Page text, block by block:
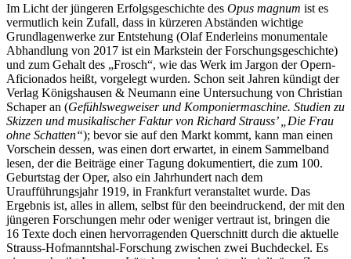
Im Licht der jüngeren Erfolgsgeschichte des Opus magnum ist es
vermutlich kein Zufall, dass in kürzeren Abständen wichtige
Grundlagenwerke zur Entstehung (Olaf Enderleins monumentale
Abhandlung von 2017 ist ein Markstein der Forschungsgeschichte)
und zum Gehalt des „Frosch“, wie das Werk im Jargon der Opern-
Aficionados heißt, vorgelegt wurden. Schon seit Jahren kündigt der
Verlag Königshausen & Neumann eine Untersuchung von Christian
Schaper an (Gefühlswegweiser und Komponiermaschine. Studien zu
Skizzen und musikalischer Faktur von Richard Strauss’ „Die Frau
ohne Schatten“); bevor sie auf den Markt kommt, kann man einen
Vorschein dessen, was einen dort erwartet, in einem Sammelband
lesen, der die Beiträge einer Tagung dokumentiert, die zum 100.
Geburtstag der Oper, also ein Jahrhundert nach dem
Uraufführungsjahr 1919, in Frankfurt veranstaltet wurde. Das
Ergebnis ist, alles in allem, selbst für den beeindruckend, der mit den
jüngeren Forschungen mehr oder weniger vertraut ist, bringen die
16 Texte doch einen hervorragenden Querschnitt durch die aktuelle
Strauss-Hofmanntshal-Forschung zwischen zwei Buchdeckel. Es